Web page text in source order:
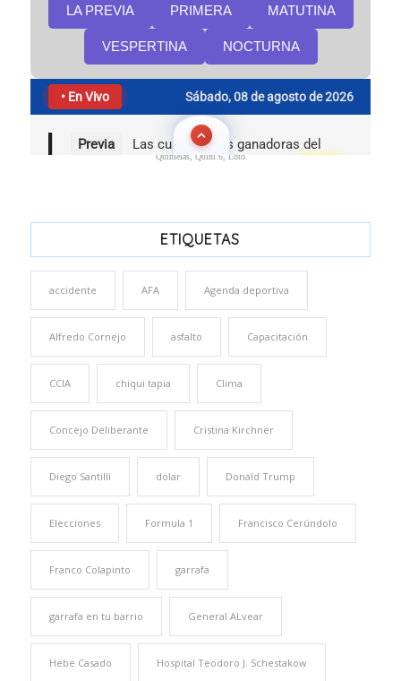
Quinielas, Quini 6, Loto
ETIQUETAS
accidente AFA Agenda deportiva
Alfredo Cornejo asfalto Capacitación
CCIA chiqui tapia Clima
Concejo Deliberante Cristina Kirchner
Diego Santilli dolar Donald Trump
Elecciones Formula 1 Francisco Cerúndolo
Franco Colapinto garrafa
garrafa en tu barrio General ALvear
Hebe Casado Hospital Teodoro J. Schestakow